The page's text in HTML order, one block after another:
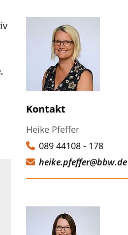
Kontakt
Heike Pfeffer
089 44108 - 178
heike.pfeffer@bbw.de